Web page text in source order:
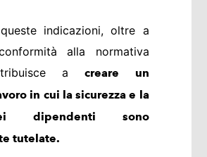
indicazioni, oltre a
alla normativa
acreare un
in cui la sicurezza e la
dipendenti sono
tutelate.